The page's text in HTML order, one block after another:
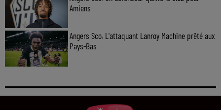
Amiens
Angers Sco. L'attaquant Lanroy Machine prêté aux
Pays-Bas